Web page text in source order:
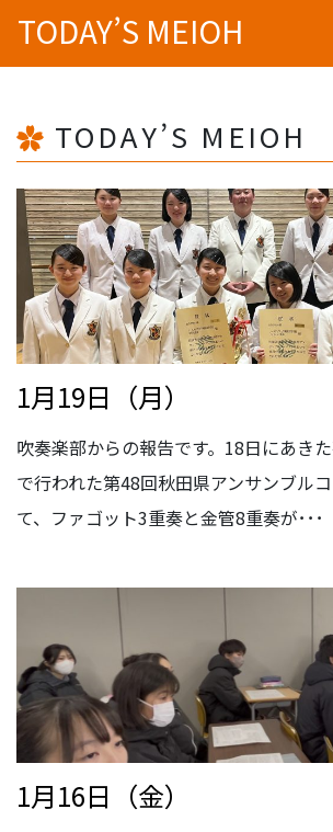
TODAY’S MEIOH
TODAY’S MEIOH
1月19日（月）
吹奏楽部からの報告です。18日にあき
で行われた第48回秋田県アンサンブル
て、ファゴット3重奏と金管8重奏が･･･
1月16日（金）